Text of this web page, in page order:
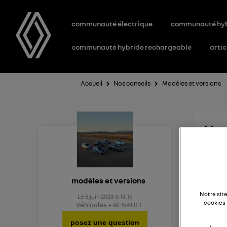
communauté électrique communauté
communauté hybride rechargeable
Accueil Nos conseils Modèles et versions
modèles et versions
Le 8 juin 2023 à 13:15
Véhicules RENAULT
posez une question
Notre
cookies